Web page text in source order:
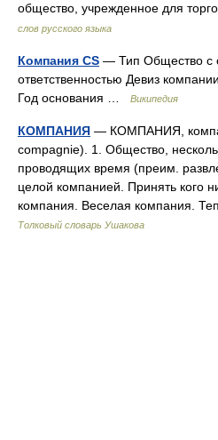
общество, учрежденное для
слов русского языка
Компания CS — Тип Общество с
ответственностью Девиз
Год основания …
Википедия
КОМПАНИЯ — КОМПАНИЯ,
compagnie). 1. Общество,
проводящих время (преим.
целой компанией. Принять кого
компания. Веселая компания.
Толковый словарь Ушакова